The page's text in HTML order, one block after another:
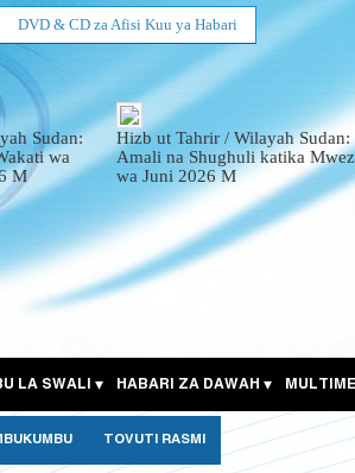
DVD & CD za Afisi Kuu ya Habari
Sudan:
wa
M
Hizb ut Tahrir / Wilayah Sudan:
Amali na Shughuli katika
wa Juni 2026 M
LA SWALI HABARI ZA DAWAH
TOVUTI RASMI